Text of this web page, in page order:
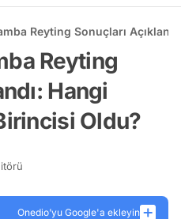
Reyting Sonuçları
Reyting
Hangi
Oldu?
Onedio’yu Google'a ekleyin